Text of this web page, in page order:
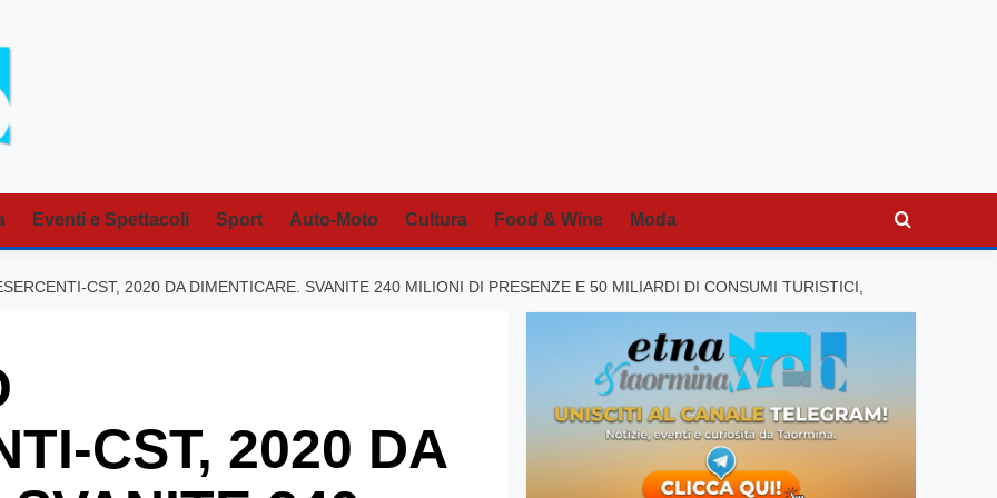
Eventi e Spettacoli Sport Auto-Moto Cultura Food & Wine Moda
CST, 2020 DA DIMENTICARE. SVANITE 240 MILIONI DI PRESENZE E 50 MILIARDI DI CONSUMI TURISTICI,
CST, 2020 DA